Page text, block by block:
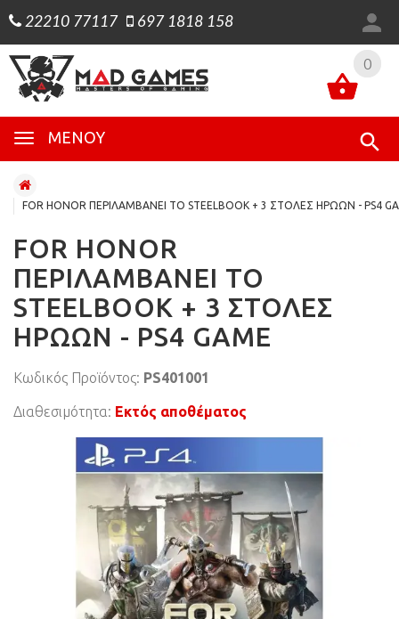
22210 77117 697 1818 158
0
ΜΕΝΟΎ
0
FOR HONOR ΠΕΡΙΛΑΜΒΑΝΕΙ ΤΟ STEELBOOK + 3 ΣΤΟΛΕΣ ΗΡΩΩΝ - PS4
FOR HONOR
ΠΕΡΙΛΑΜΒΑΝΕΙ ΤΟ
STEELBOOK + 3 ΣΤΟΛΕΣ
ΗΡΩΩΝ - PS4 GAME
Κωδικός Προϊόντος: PS401001
Διαθεσιμότητα: Εκτός αποθέματος